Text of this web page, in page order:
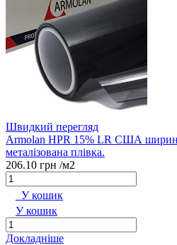
Швидкий перегляд
Armolan HPR 15% LR США
металізована плівка.
206.10 грн /м2
У кошик
У кошик
Докладніше